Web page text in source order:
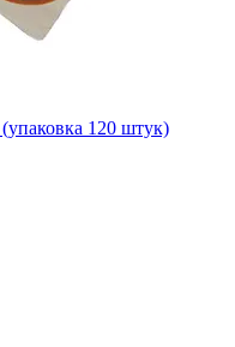
120 штук)